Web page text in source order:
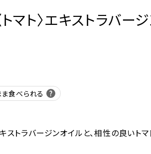
マト〉エキストラバー
食べられる
トラバージンオイルと、相性の良いト